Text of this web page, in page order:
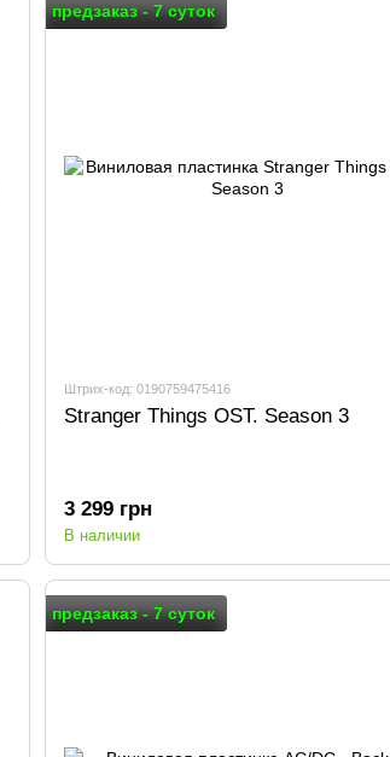
предзаказ - 7 суток
Штрих-код: 0190759475416
Stranger Things OST. Season 3
3 299 грн
В наличии
предзаказ - 7 суток